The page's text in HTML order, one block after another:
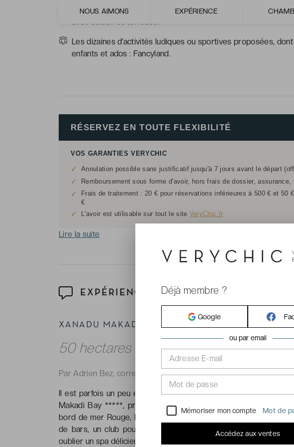
NOUS AIMONS EXPÉRIENCE
Les grandes chambres modernes avec vue latérale sur la
Les dizaines d’activités ludiques ou sportives proposées,
enfants et ados : Fancyland.
EXPÉRIENCE
XANADU MAKADI BAY ★★★★★
50 hectares de plaisirs sur la côte
Par Adrien Bez, correspondant de VeryChic
Il est parfois un peu exagéré de dire qu’un hôtel a « tout ».
Makadi Bay *****, près d’Hurghada, a tout : un emplacement
bord de mer Rouge, huit piscines, des grandes chambres
de bars, un club pour bébés, enfants et ados, des dizaines
oublier un spa délicieux où l’on adore lâcher prise. Qui dit mieux ?
RÉSERVEZ EN TOUTE FLEXIBILITÉ
VOS GARANTIES VERYCHIC
✓ Annulation possible sans justificatif jusqu'à 7 jours avant le départ
✓ Remboursement sous forme d'avoir, hors frais de dossier,
✓
Frais de traitement : 20 € pour réservations inférieures à 500 € et 50
€
✓ L'avoir est utilisable sur tout le site VeryChic.fr
Lire la suite
Déjà membre ?
Google
ou par email
Adresse E-mail
Mot de passe
Mémoriser mon compte Mot de
Accédez aux ventes